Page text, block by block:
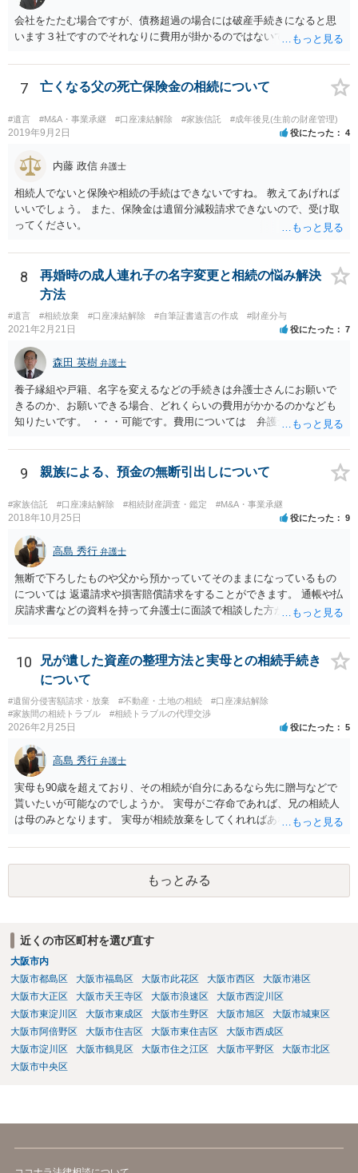
会社をたたむ場合ですが、債務超過の場合には破産手続きになると思
います３社ですのでそれなりに費用が掛かるのではないでしょうか。
7 亡くなる父の死亡保険金の相続について
#遺言 #M&A・事業承継 #口座凍結解除 #家族信託 #成年後見(生前の財産管理)
2019年9月2日 役にたった 4
内藤 政信 弁護士
相続人でないと保険や相続の手続はできないですね。 教えてあげれば
いいでしょう。 また、保険金は遺留分減殺請求できないので、受け取
ってください。
8
再婚時の成人連れ子の名字変更と相続の悩み解決
方法
#遺言 #相続放棄 #口座凍結解除 #自筆証書遺言の作成 #財産分与
2021年2月21日 役にたった 7
森田 英樹 弁護士
養子縁組や戸籍、名字を変えるなどの手続きは弁護士さんにお願いで
きるのか、お願いできる場合、どれくらいの費用がかかるのかなども
知りたいです。 ・・・可能です。費用については 弁護士と直接面談
ています。 やはり、成人した子のことまでごちゃごちゃ考えず、自分
の事だけ考えるべきなのでしょうか ・・・お子さんの事をまで含め良
い解決案があればお悩みになるのは当然と言えば当然のことです。 彼
と親子関係を結びたいと思っているが、名字は変えたくない・・・養
子縁組の必要があり 氏も変更することになります。 しかし 彼は成人
しているとは言え、自分の子と私の連れ子、全て平等にしたいと希
望。もちろん私もそうできればと思います。 ・・・婚姻前の契約 あ
るいは 遺言書などで その意思を実現する方法はあります。 弁護
士に相談してみてください。
9 親族による、預金の無断引出しについて
#家族信託 #口座凍結解除 #相続財産調査・鑑定 #M&A・事業承継
2018年10月25日 役にたった 9
高島 秀行 弁護士
無断で下ろしたものや父から預かっていてそのままになっているもの
については 返還請求や損害賠償請求をすることができます。 通帳や払
戻請求書などの資料を持って弁護士に面談で相談した方がよいと思い
10
兄が遺した資産の整理方法と実母との相続手続き
について
#遺留分侵害額請求・放棄 #不動産・土地の相続
#口座凍結解除
#家族間の相続トラブル
#相続トラブルの代理交渉
2026年2月25日 役にたった 5
高島 秀行 弁護士
実母も90歳を超えており、その相続が自分にあるなら先に贈与などで
貰いたいが可能なのでしようか。 実母がご存命であれば、兄の相続人
は母のみとなります。 実母が相続放棄をしてくれればあなた方兄弟及
ないと思います。
もっとみる
近くの市区町村を選び直す
大阪市内
大阪市都島区
大阪市福島区 大阪市此花区 大阪市西区
大阪市港区
大阪市大正区
大阪市天王寺区 大阪市浪速区
大阪市西淀川区
大阪市東淀川区
大阪市東成区 大阪市生野区 大阪市旭区
大阪市城東区
大阪市阿倍野区
大阪市住吉区 大阪市東住吉区
大阪市西成区
大阪市淀川区
大阪市鶴見区 大阪市住之江区 大阪市平野区
大阪市北区
大阪市中央区